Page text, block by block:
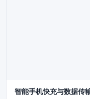
智能手机快充与数据传